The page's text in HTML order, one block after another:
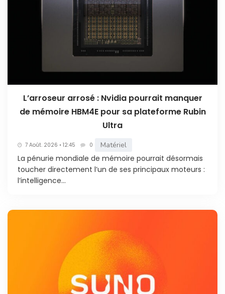
L’arroseur arrosé : Nvidia pourrait manquer
de mémoire HBM4E pour sa plateforme Rubin
Ultra
7 Août. 2026 • 12:45 0 Matériel
La pénurie mondiale de mémoire pourrait désormais
toucher directement l’un de ses principaux moteurs :
l’intelligence...